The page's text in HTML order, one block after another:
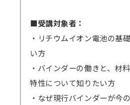
■受講対象者：
・リチウムイオン電池の基
い方
・バインダーの働きと、材
特性について知りたい方
・なぜ現行バインダーが今